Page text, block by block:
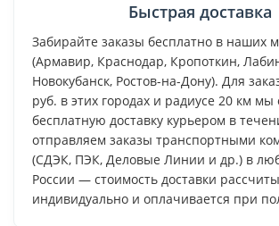
Быстрая доставка
Забирайте заказы бесплатно в наших
(Армавир, Краснодар, Кропоткин,
Новокубанск, Ростов-на-Дону). Для
руб. в этих городах и радиусе 20 км мы
бесплатную доставку курьером в
отправляем заказы транспортными
(СДЭК, ПЭК, Деловые Линии и др.) в
России — стоимость доставки
индивидуально и оплачивается при